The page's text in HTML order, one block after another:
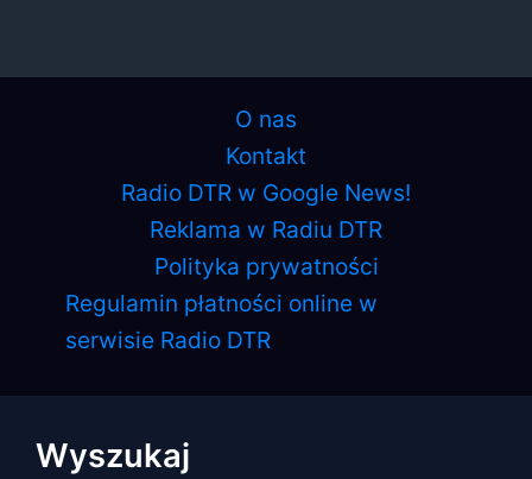
O nas
Kontakt
Radio DTR w Google News!
Reklama w Radiu DTR
Polityka prywatności
Regulamin płatności online w
serwisie Radio DTR
Wyszukaj